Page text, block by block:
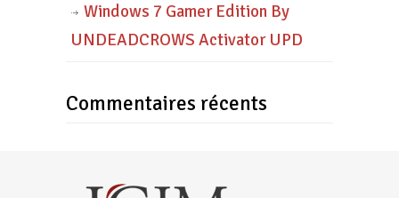
Windows 7 Gamer Edition By
UNDEADCROWS Activator UPD
Commentaires récents